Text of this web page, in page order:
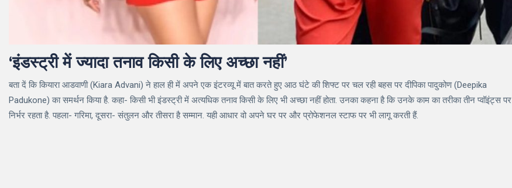
‘इंडस्ट्री में ज्यादा तनाव किसी के लिए अच्छा नहीं’
बता दें कि कियारा आडवाणी (Kiara Advani) ने हाल ही में अपने एक इंटरव्यू में बात करते हुए आठ घंटे की शिफ्ट पर चल रही बहस पर दीपिका पादुकोण (Deepika
Padukone) का समर्थन किया है. कहा- किसी भी इंडस्ट्री में अत्यधिक तनाव किसी के लिए भी अच्छा नहीं होता. उनका कहना है कि उनके काम का तरीका तीन प्वॉइंट्स पर
निर्भर रहता है. पहला- गरिमा, दूसरा- संतुलन और तीसरा है सम्मान. यही आधार वो अपने घर पर और प्रोफेशनल स्टाफ पर भी लागू करती हैं.